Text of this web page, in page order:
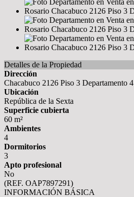
Detalles de la Propiedad
Dirección
Chacabuco 2126 Piso 3 Departamento 4
Ubicación
República de la Sexta
Superficie cubierta
60 m²
Ambientes
4
Dormitorios
3
Apto profesional
No
(REF. OAP7897291)
INFORMACIÓN BÁSICA